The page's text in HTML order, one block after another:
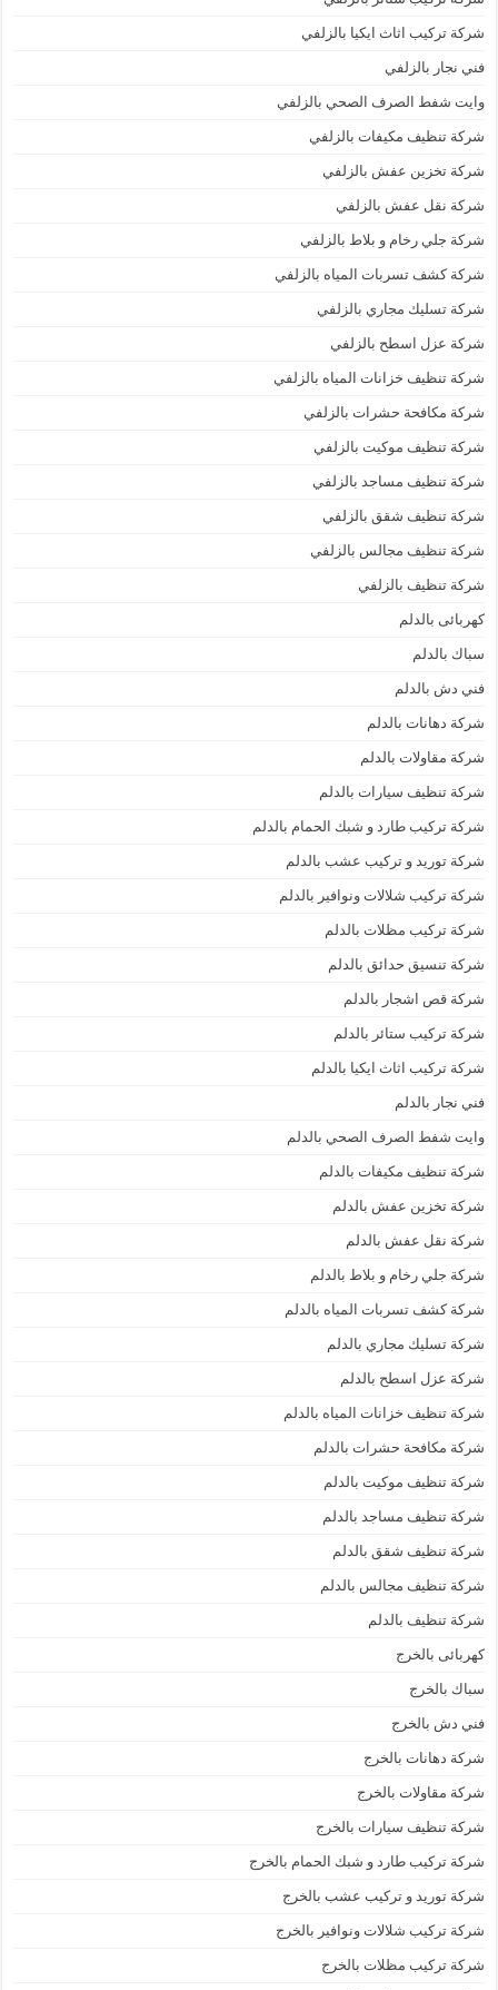
شركة تركيب اثاث ايكيا بالزلفي
فني نجار بالزلفي
وايت شفط الصرف الصحي بالزلفي
شركة تنظيف مكيفات بالزلفي
شركة تخزين عفش بالزلفي
شركة نقل عفش بالزلفي
شركة جلي رخام و بلاط بالزلفي
شركة كشف تسربات المياه بالزلفي
شركة تسليك مجاري بالزلفي
شركة عزل اسطح بالزلفي
شركة تنظيف خزانات المياه بالزلفي
شركة مكافحة حشرات بالزلفي
شركة تنظيف موكيت بالزلفي
شركة تنظيف مساجد بالزلفي
شركة تنظيف شقق بالزلفي
شركة تنظيف مجالس بالزلفي
شركة تنظيف بالزلفي
كهربائى بالدلم
سباك بالدلم
فني دش بالدلم
شركة دهانات بالدلم
شركة مقاولات بالدلم
شركة تنظيف سيارات بالدلم
شركة تركيب طارد و شبك الحمام بالدلم
شركة توريد و تركيب عشب بالدلم
شركة تركيب شلالات ونوافير بالدلم
شركة تركيب مظلات بالدلم
شركة تنسيق حدائق بالدلم
شركة قص اشجار بالدلم
شركة تركيب ستائر بالدلم
شركة تركيب اثاث ايكيا بالدلم
فني نجار بالدلم
وايت شفط الصرف الصحي بالدلم
شركة تنظيف مكيفات بالدلم
شركة تخزين عفش بالدلم
شركة نقل عفش بالدلم
شركة جلي رخام و بلاط بالدلم
شركة كشف تسربات المياه بالدلم
شركة تسليك مجاري بالدلم
شركة عزل اسطح بالدلم
شركة تنظيف خزانات المياه بالدلم
شركة مكافحة حشرات بالدلم
شركة تنظيف موكيت بالدلم
شركة تنظيف مساجد بالدلم
شركة تنظيف شقق بالدلم
شركة تنظيف مجالس بالدلم
شركة تنظيف بالدلم
كهربائى بالخرج
سباك بالخرج
فني دش بالخرج
شركة دهانات بالخرج
شركة مقاولات بالخرج
شركة تنظيف سيارات بالخرج
شركة تركيب طارد و شبك الحمام بالخرج
شركة توريد و تركيب عشب بالخرج
شركة تركيب شلالات ونوافير بالخرج
شركة تركيب مظلات بالخرج